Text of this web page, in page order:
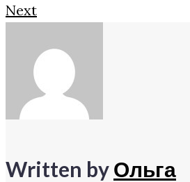
Next
Written byОльга